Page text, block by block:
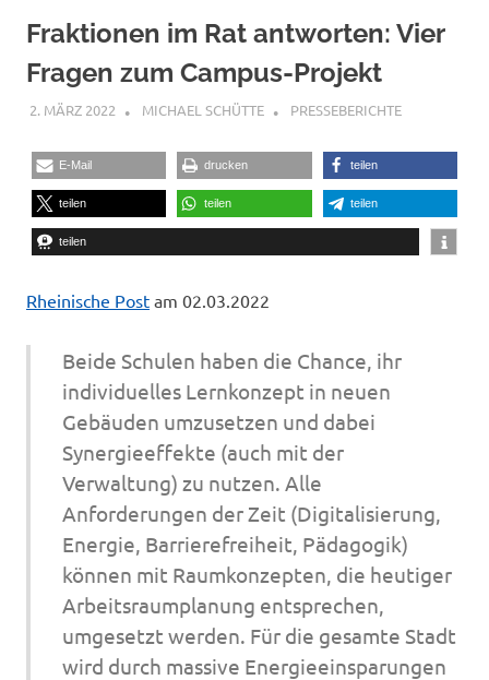
Fraktionen im Rat antworten: Vier
Fragen zum Campus-Projekt
2. MÄRZ 2022 MICHAEL SCHÜTTE PRESSEBERICHTE
E-Mail drucken teilen
teilen teilen teilen
teilen
Rheinische Post am 02.03.2022
Beide Schulen haben die Chance, ihr
individuelles Lernkonzept in neuen
Gebäuden umzusetzen und dabei
Synergieeffekte (auch mit der
Verwaltung) zu nutzen. Alle
Anforderungen der Zeit (Digitalisierung,
Energie, Barrierefreiheit, Pädagogik)
können mit Raumkonzepten, die heutiger
Arbeitsraumplanung entsprechen,
umgesetzt werden. Für die gesamte Stadt
wird durch massive Energieeinsparungen